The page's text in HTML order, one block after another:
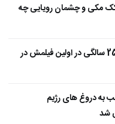
مکی و چشمان رویایی چه
عکس| سپیده خداوردی در 25 سالگی در اولین فیلمش در
دروغ های رژیم
شد